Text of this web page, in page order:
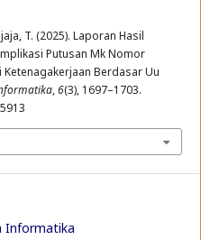
T. (2025). Laporan Hasil
Putusan Mk Nomor
Ketenagakerjaan Berdasar Uu
,6(3), 1697–1703.
Informatika